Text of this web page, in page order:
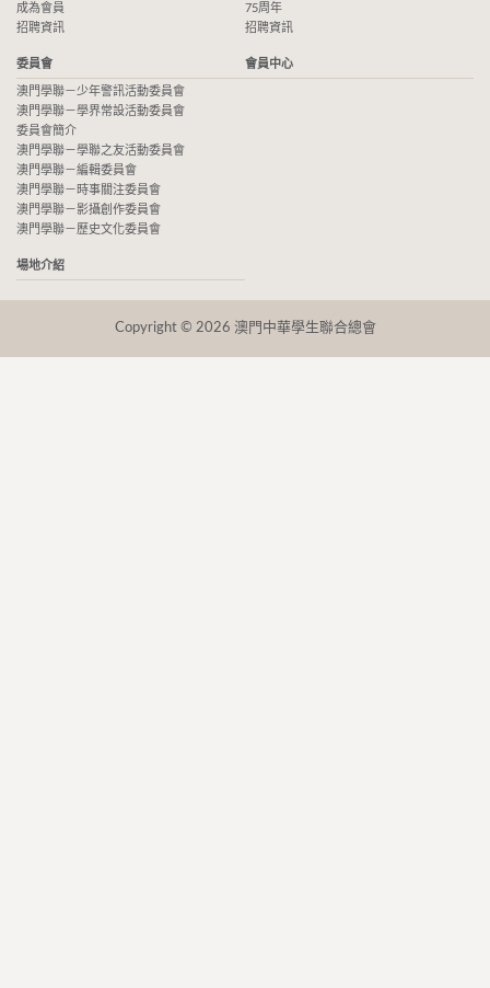
成為會員
招聘資訊
75周年
招聘資訊
委員會
澳門學聯－少年警訊活動委員會
澳門學聯－學界常設活動委員會
委員會簡介
澳門學聯－學聯之友活動委員會
澳門學聯－編輯委員會
澳門學聯－時事關注委員會
澳門學聯－影攝創作委員會
澳門學聯－歷史文化委員會
會員中心
場地介紹
Copyright © 2026 澳門中華學生聯合總會